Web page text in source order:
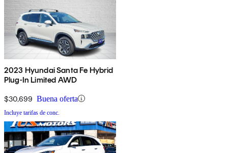
2023 Hyundai Santa Fe Hybrid
Plug-In Limited AWD
$30,699 Buena oferta
Incluye tarifas de conc.